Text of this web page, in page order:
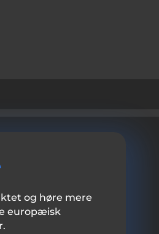
og høre mere
europæisk